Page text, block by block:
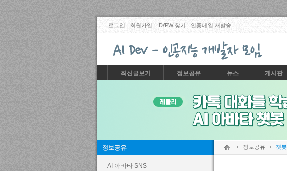
로그인 회원가입 ID/PW 찾기 인증메일 재발송
최신글보기 정보공유 뉴스 게시판
정보공유
AI 아바타 SNS
정보공유 챗봇